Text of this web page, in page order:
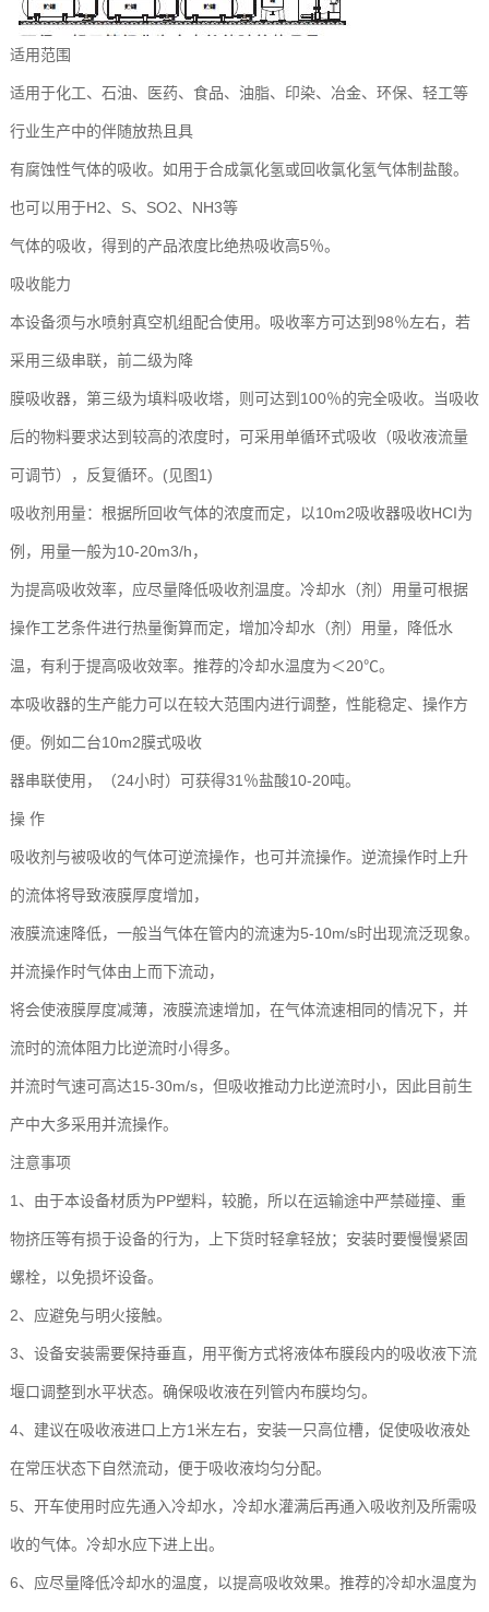
适用范围
适用于化工、石油、医药、食品、油脂、印染、冶金、环保、轻工等
行业生产中的伴随放热且具
有腐蚀性气体的吸收。如用于合成氯化氢或回收氯化氢气体制盐酸。
也可以用于H2、S、SO2、NH3等
气体的吸收，得到的产品浓度比绝热吸收高5％。
吸收能力
本设备须与水喷射真空机组配合使用。吸收率方可达到98％左右，若
采用三级串联，前二级为降
膜吸收器，第三级为填料吸收塔，则可达到100％的完全吸收。当吸收
后的物料要求达到较高的浓度时，可采用单循环式吸收（吸收液流量
可调节），反复循环。(见图1)
吸收剂用量：根据所回收气体的浓度而定，以10m2吸收器吸收HCI为
例，用量一般为10-20m3/h，
为提高吸收效率，应尽量降低吸收剂温度。冷却水（剂）用量可根据
操作工艺条件进行热量衡算而定，增加冷却水（剂）用量，降低水
温，有利于提高吸收效率。推荐的冷却水温度为＜20℃。
本吸收器的生产能力可以在较大范围内进行调整，性能稳定、操作方
便。例如二台10m2膜式吸收
器串联使用，（24小时）可获得31％盐酸10-20吨。
操 作
吸收剂与被吸收的气体可逆流操作，也可并流操作。逆流操作时上升
的流体将导致液膜厚度增加，
液膜流速降低，一般当气体在管内的流速为5-10m/s时出现流泛现象。
并流操作时气体由上而下流动，
将会使液膜厚度减薄，液膜流速增加，在气体流速相同的情况下，并
流时的流体阻力比逆流时小得多。
并流时气速可高达15-30m/s，但吸收推动力比逆流时小，因此目前生
产中大多采用并流操作。
注意事项
1、由于本设备材质为PP塑料，较脆，所以在运输途中严禁碰撞、重
物挤压等有损于设备的行为，上下货时轻拿轻放；安装时要慢慢紧固
螺栓，以免损坏设备。
2、应避免与明火接触。
3、设备安装需要保持垂直，用平衡方式将液体布膜段内的吸收液下流
堰口调整到水平状态。确保吸收液在列管内布膜均匀。
4、建议在吸收液进口上方1米左右，安装一只高位槽，促使吸收液处
在常压状态下自然流动，便于吸收液均匀分配。
5、开车使用时应先通入冷却水，冷却水灌满后再通入吸收剂及所需吸
收的气体。冷却水应下进上出。
6、应尽量降低冷却水的温度，以提高吸收效果。推荐的冷却水温度为